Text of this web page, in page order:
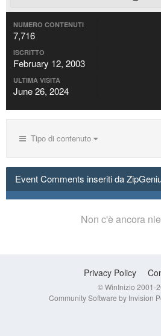
NUMERO CONTENUTI
7,716
ISCRITTO
February 12, 2003
ULTIMA VISITA
June 26, 2024
Tipo di contenuto
Event Comments inseriti da
Non c'è ancora
Privacy Policy
© WinInizio 2001-
Community Software by Invision